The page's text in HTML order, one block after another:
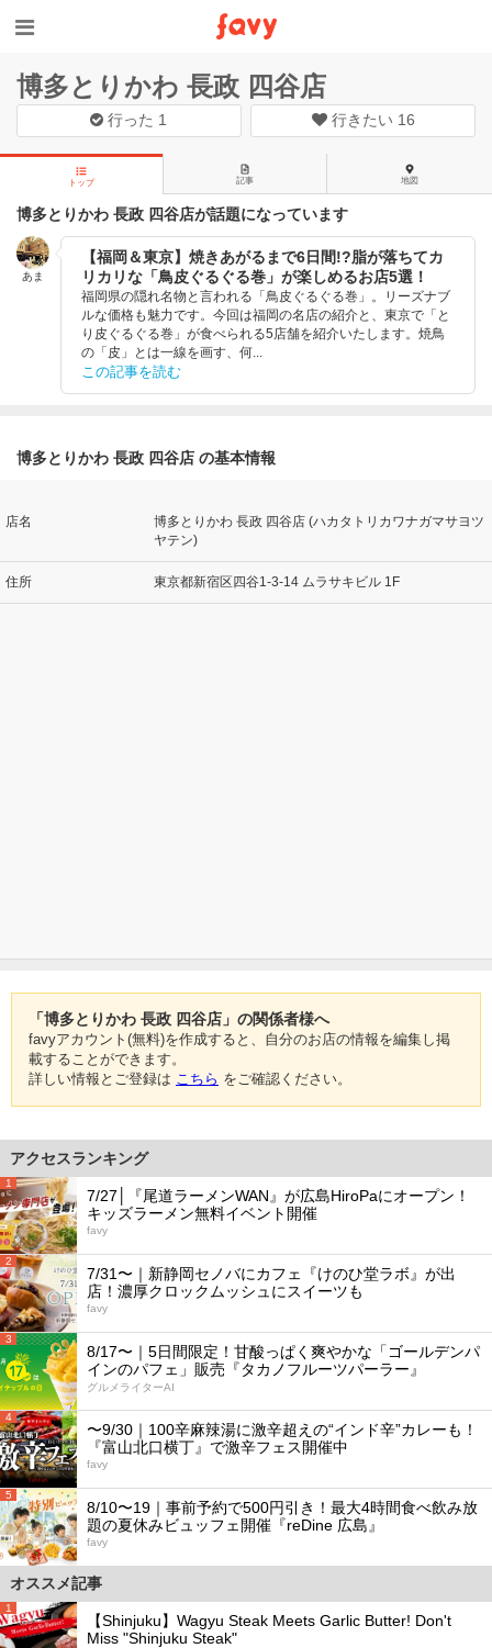
博多とりかわ 長政 四谷店
行った 1 行きたい 16
トップ 記事 地図
博多とりかわ 長政 四谷店が話題になっています
あま
【福岡＆東京】焼きあがるまで6日間!?脂が落ちてカ
リカリな「鳥皮ぐるぐる巻」が楽しめるお店5選！
福岡県の隠れ名物と言われる「鳥皮ぐるぐる巻」。リーズナブ
ルな価格も魅力です。今回は福岡の名店の紹介と、東京で「と
り皮ぐるぐる巻」が食べられる5店舗を紹介いたします。焼鳥
の「皮」とは一線を画す、何...
この記事を読む
博多とりかわ 長政 四谷店 の基本情報
店名
博多とりかわ 長政 四谷店 (ハカタトリカワナガマサヨツ
ヤテン)
住所 東京都新宿区四谷1-3-14 ムラサキビル 1F
「博多とりかわ 長政 四谷店」の関係者様へ
favyアカウント(無料)を作成すると、自分のお店の情報を編集し掲
載することができます。
詳しい情報とご登録は こちら をご確認ください。
アクセスランキング
1
7/27│『尾道ラーメンWAN』が広島HiroPaにオープン！
キッズラーメン無料イベント開催
favy
2
7/31〜｜新静岡セノバにカフェ『けのひ堂ラボ』が出
店！濃厚クロックムッシュにスイーツも
favy
3
8/17〜｜5日間限定！甘酸っぱく爽やかな「ゴールデンパ
インのパフェ」販売『タカノフルーツパーラー』
グルメライターAI
4
〜9/30｜100辛麻辣湯に激辛超えの“インド辛”カレーも！
『富山北口横丁』で激辛フェス開催中
favy
5
8/10〜19｜事前予約で500円引き！最大4時間食べ飲み放
題の夏休みビュッフェ開催『reDine 広島』
favy
オススメ記事
1
【Shinjuku】Wagyu Steak Meets Garlic Butter! Don't
Miss "Shinjuku Steak"